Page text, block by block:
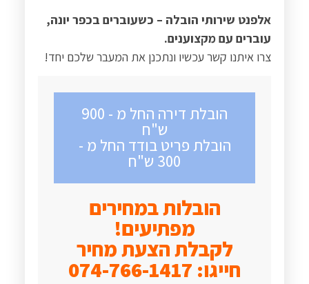
אלפנט שירותי הובלה – כשעוברים בכפר יונה,
עוברים עם מקצוענים.
צרו איתנו קשר עכשיו ונתכנן את המעבר שלכם יחד!
הובלת דירה החל מ - 900
ש"ח
הובלת פריט בודד החל מ -
300 ש"ח
הובלות במחירים
מפתיעים!
לקבלת הצעת מחיר
חייגו: 074-766-1417